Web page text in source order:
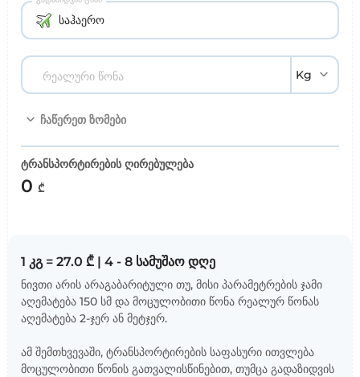
საჰაერო
რეალური წონა Kg
ჩაწერეთ ზომები
ტრანსპორტირების ღირებულება
0 ₾
1 კგ= 27.0 ₾| 4- 8 სამუშაო დღე
ნივთი არის არაგაბარიტული თუ, მისი პარამეტრების ჯამი
აღემატება 150 სმ და მოცულობითი წონა რეალურ წონას
აღემატება 2-ჯერ ან მეტჯერ.
ამ შემთხვევაში, ტრანსპორტირების საფასური ითვლება
მოცულობითი წონის გათვალისწინებით, თუმცა გადაზიდვის